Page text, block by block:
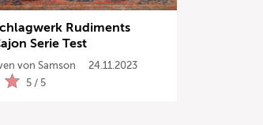
Rudiments
Serie Test
von Samson
24.11.2023
5 / 5